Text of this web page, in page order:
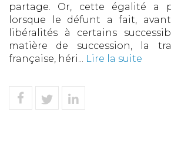
partage. Or, cette égalité a
lorsque le défunt a fait,
libéralités à certains
matière de succession, la
française, héri... Lire la suite